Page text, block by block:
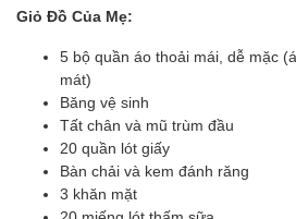
Giỏ Đồ Của Mẹ:
5 bộ quần áo thoải mái, dễ mặc
mát)
Băng vệ sinh
Tất chân và mũ trùm đầu
20 quần lót giấy
Bàn chải và kem đánh răng
3 khăn mặt